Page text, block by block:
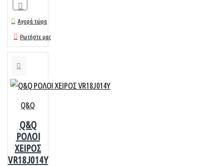
Αγορά τώρα
Ρωτήστε μας
Q&Q
Q&Q
ΡΟΛΟΙ
ΧΕΙΡΟΣ
VR18J014Y